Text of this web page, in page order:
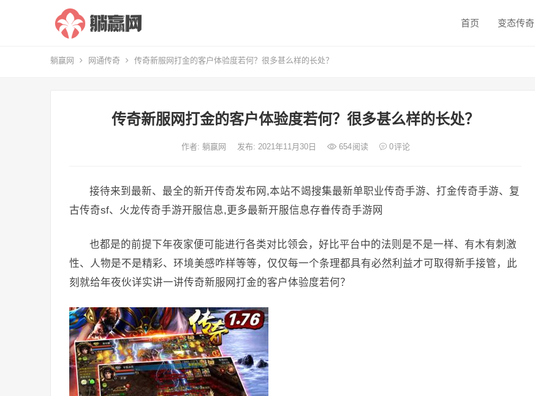
首页 变态传奇
躺赢网 网通传奇 传奇新服网打金的客户体验度若何？很多甚么样的长处？
传奇新服网打金的客户体验度若何？很多甚么样的长处？
作者: 躺赢网 发布: 2021年11月30日 654阅读 0评论
接待来到最新、最全的新开传奇发布网,本站不竭搜集最新单职业传奇手游、打金传奇手游、复
古传奇sf、火龙传奇手游开服信息,更多最新开服信息存眷传奇手游网
也都是的前提下年夜家便可能进行各类对比领会，好比平台中的法则是不是一样、有木有刺激
性、人物是不是精彩、环境美感咋样等等，仅仅每一个条理都具有必然利益才可取得新手接管，此
刻就给年夜伙详实讲一讲传奇新服网打金的客户体验度若何？